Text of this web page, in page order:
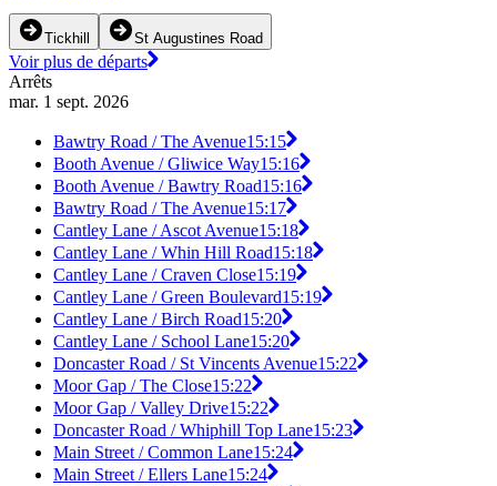
Tickhill St Augustines Road
Voir plus de départs
Arrêts
mar. 1 sept. 2026
Bawtry Road / The Avenue15:15
Booth Avenue / Gliwice Way15:16
Booth Avenue / Bawtry Road15:16
Bawtry Road / The Avenue15:17
Cantley Lane / Ascot Avenue15:18
Cantley Lane / Whin Hill Road15:18
Cantley Lane / Craven Close15:19
Cantley Lane / Green Boulevard15:19
Cantley Lane / Birch Road15:20
Cantley Lane / School Lane15:20
Doncaster Road / St Vincents Avenue15:22
Moor Gap / The Close15:22
Moor Gap / Valley Drive15:22
Doncaster Road / Whiphill Top Lane15:23
Main Street / Common Lane15:24
Main Street / Ellers Lane15:24